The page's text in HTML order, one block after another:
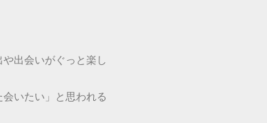
出会いがぐっと楽し
いたい」と思われる